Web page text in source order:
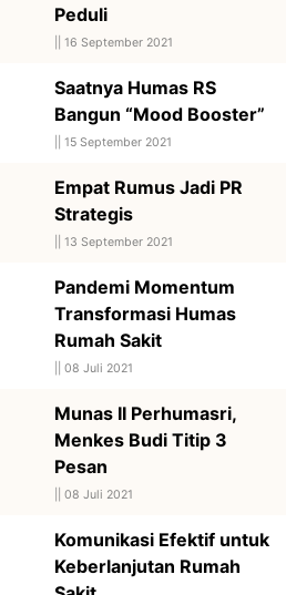
Peduli
16 September 2021
Saatnya Humas RS
Bangun “Mood Booster”
15 September 2021
Empat Rumus Jadi PR
Strategis
13 September 2021
Pandemi Momentum
Transformasi Humas
Rumah Sakit
08 Juli 2021
Munas II Perhumasri,
Menkes Budi Titip 3
Pesan
08 Juli 2021
Komunikasi Efektif untuk
Keberlanjutan Rumah